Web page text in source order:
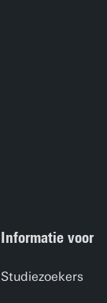
Informatie voor
Studiezoekers